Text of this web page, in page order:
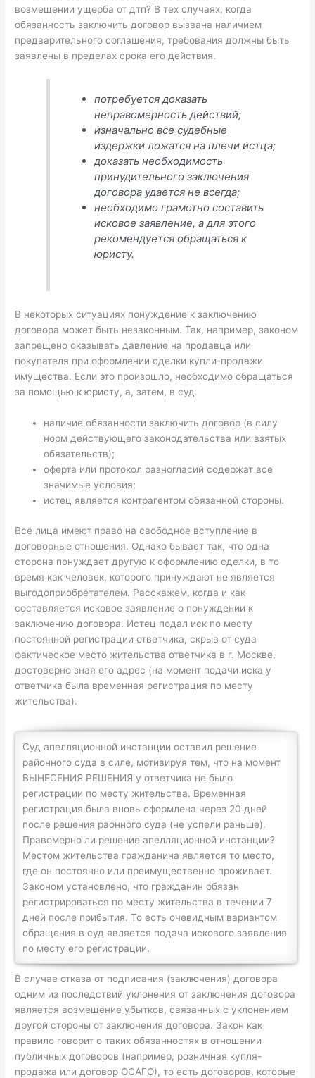
возмещении ущерба от дтп? В тех случаях, когда
обязанность заключить договор вызвана наличием
предварительного соглашения, требования должны быть
заявлены в пределах срока его действия.
потребуется доказать
неправомерность действий;
изначально все судебные
издержки ложатся на плечи истца;
доказать необходимость
принудительного заключения
договора удается не всегда;
необходимо грамотно составить
исковое заявление, а для этого
рекомендуется обращаться к
юристу.
В некоторых ситуациях понуждение к заключению
договора может быть незаконным. Так, например, законом
запрещено оказывать давление на продавца или
покупателя при оформлении сделки купли-продажи
имущества. Если это произошло, необходимо обращаться
за помощью к юристу, а, затем, в суд.
наличие обязанности заключить договор (в силу
норм действующего законодательства или взятых
обязательств);
оферта или протокол разногласий содержат все
значимые условия;
истец является контрагентом обязанной стороны.
Все лица имеют право на свободное вступление в
договорные отношения. Однако бывает так, что одна
сторона понуждает другую к оформлению сделки, в то
время как человек, которого принуждают не является
выгодоприобретателем. Расскажем, когда и как
составляется исковое заявление о понуждении к
заключению договора. Истец подал иск по месту
постоянной регистрации ответчика, скрыв от суда
фактическое место жительства ответчика в г. Москве,
достоверно зная его адрес (на момент подачи иска у
ответчика была временная регистрация по месту
жительства).
Суд апелляционной инстанции оставил решение
районного суда в силе, мотивируя тем, что на момент
ВЫНЕСЕНИЯ РЕШЕНИЯ у ответчика не было
регистрации по месту жительства. Временная
регистрация была вновь оформлена через 20 дней
после решения раонного суда (не успели раньше).
Правомерно ли решение апелляционной инстанции?
Местом жительства гражданина является то место,
где он постоянно или преимущественно проживает.
Законом установлено, что гражданин обязан
регистрироваться по месту жительства в течении 7
дней после прибытия. То есть очевидным вариантом
обращения в суд является подача искового заявления
по месту его регистрации.
В случае отказа от подписания (заключения) договора
одним из последствий уклонения от заключения договора
является возмещение убытков, связанных с уклонением
другой стороны от заключения договора. Закон как
правило говорит о таких обязанностях в отношении
публичных договоров (например, розничная купля-
продажа или договор ОСАГО), то есть договоров, которые